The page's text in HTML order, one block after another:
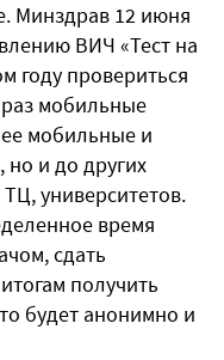
Минздрав 12 июня
ВИЧ «Тест на
году провериться
мобильные
мобильные и
но и до других
университетов.
время
сдать
получить
будет анонимно и